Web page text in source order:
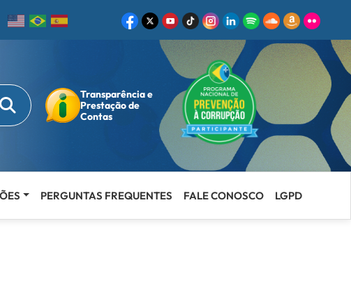
Buscar
Transparência e
Prestação de
Contas
PERGUNTAS FREQUENTES FALE CONOSCO LGPD